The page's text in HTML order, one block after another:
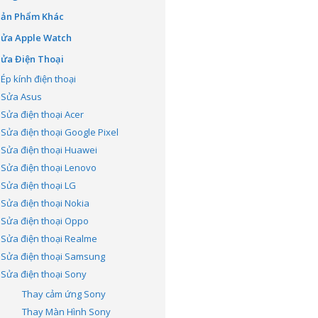
Phẩm Khác
Apple Watch
Điện Thoại
Ép kính điện thoại
Sửa Asus
Sửa điện thoại Acer
Sửa điện thoại Google Pixel
Sửa điện thoại Huawei
Sửa điện thoại Lenovo
Sửa điện thoại LG
Sửa điện thoại Nokia
Sửa điện thoại Oppo
Sửa điện thoại Realme
Sửa điện thoại Samsung
Sửa điện thoại Sony
Thay cảm ứng Sony
Thay Màn Hình Sony